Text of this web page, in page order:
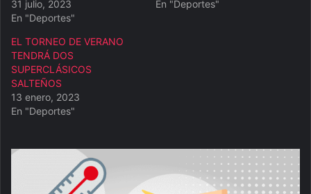
31 julio, 2023
En "Deportes"
En "Deportes"
EL TORNEO DE VERANO
TENDRÁ DOS
SUPERCLÁSICOS
SALTEÑOS
13 enero, 2023
En "Deportes"